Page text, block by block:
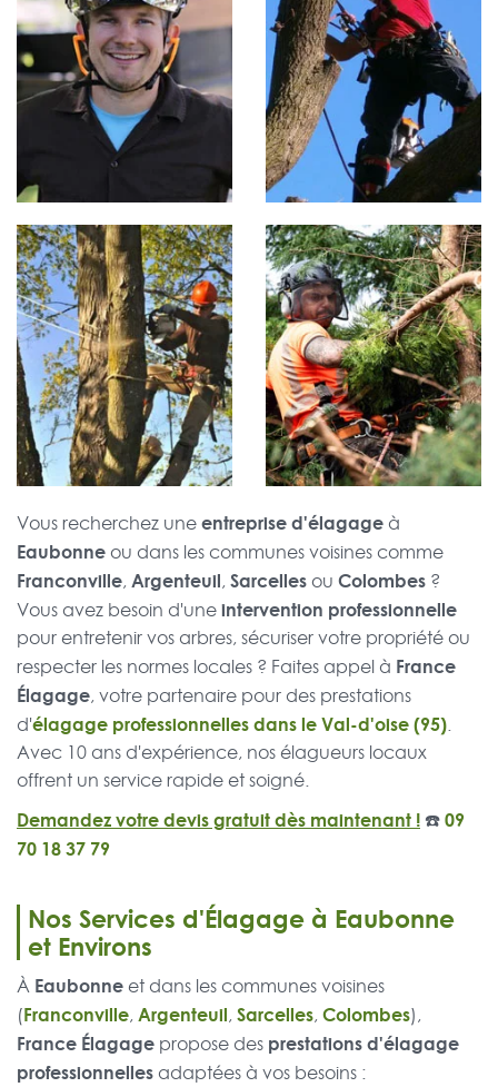
Vous recherchez uneentreprise d'élagageà
Eaubonneou dans les communes voisines comme
Franconville, Argenteuil, Sarcellesou Colombes ?
Vous avez besoin d'uneintervention professionnelle
pour entretenir vos arbres, sécuriser votre propriété ou
respecter les normes locales ? Faites appel à France
Élagage, votre partenaire pour des prestations
d'élagage professionnelles dans le Val-d'oise (95).
Avec 10 ans d'expérience, nos élagueurs locaux
offrent un service rapide et soigné.
Demandez votre devis gratuit dès maintenant ! ☎️09
70 18 37 79
Nos Services d'Élagage à Eaubonne
et Environs
À Eaubonne et dans les communes voisines
(Franconville, Argenteuil, Sarcelles, Colombes),
France Élagage propose des prestations d'élagage
professionnellesadaptées à vos besoins :